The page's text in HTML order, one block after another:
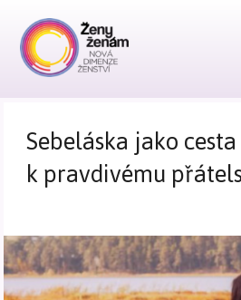
Sebeláska jako cesta
k pravdivému